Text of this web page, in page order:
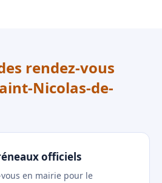
rendez-vous
Nicolas-de-
officiels
en mairie pour le